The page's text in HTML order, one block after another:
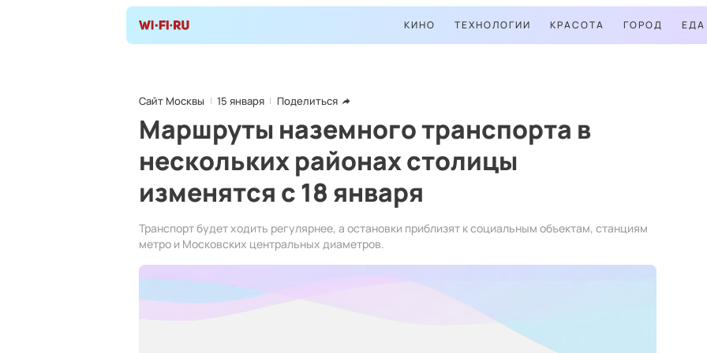
КИНО ТЕХНОЛОГИИ КРАСОТА ГОРОД ЕДА
Сайт Москвы 15 января Поделиться
Маршруты наземного транспорта в
нескольких районах столицы
изменятся с 18 января
Транспорт будет ходить регулярнее, а остановки приблизят к социальным объектам, станциям
метро и Московских центральных диаметров.